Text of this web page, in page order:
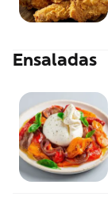
Ensaladas